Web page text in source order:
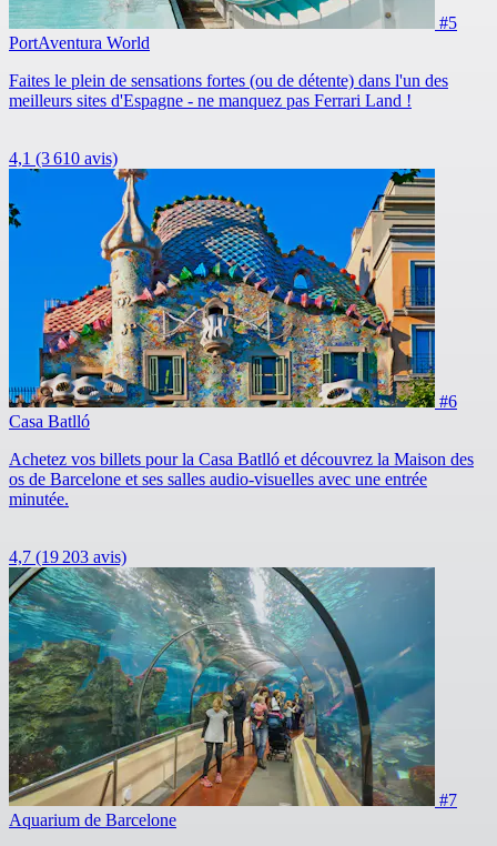
#5
PortAventura World
Faites le plein de sensations fortes (ou de détente) dans l'un des
meilleurs sites d'Espagne - ne manquez pas Ferrari Land !
4,1 (3 610 avis)
#6
Casa Batlló
Achetez vos billets pour la Casa Batlló et découvrez la Maison des
os de Barcelone et ses salles audio-visuelles avec une entrée
minutée.
4,7 (19 203 avis)
#7
Aquarium de Barcelone